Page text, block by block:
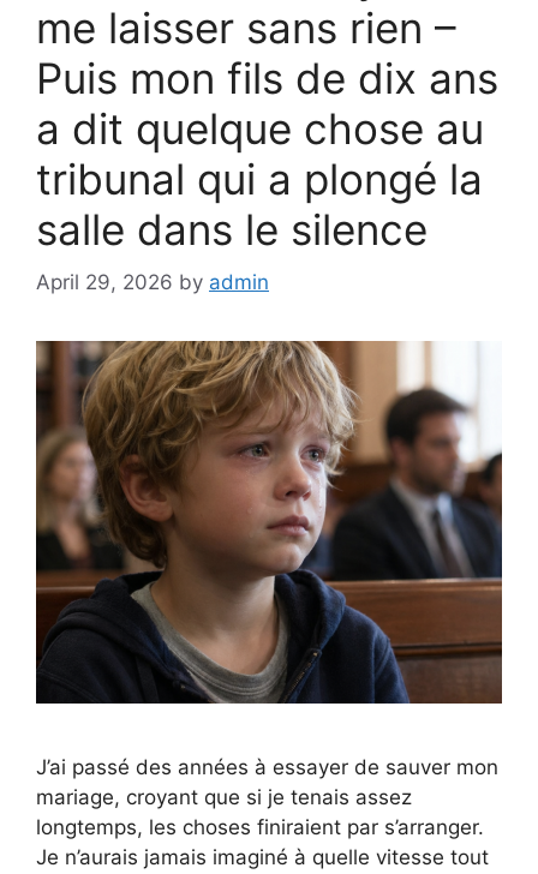
me laisser sans rien –
Puis mon fils de dix ans
a dit quelque chose au
tribunal qui a plongé la
salle dans le silence
April 29, 2026 by admin
J’ai passé des années à essayer de sauver mon
mariage, croyant que si je tenais assez
longtemps, les choses finiraient par s’arranger.
Je n’aurais jamais imaginé à quelle vitesse tout